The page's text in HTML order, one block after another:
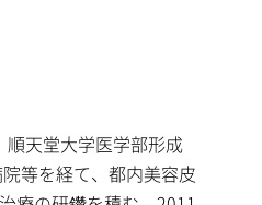
天堂大学医学部形成
等を経て、都内美容皮